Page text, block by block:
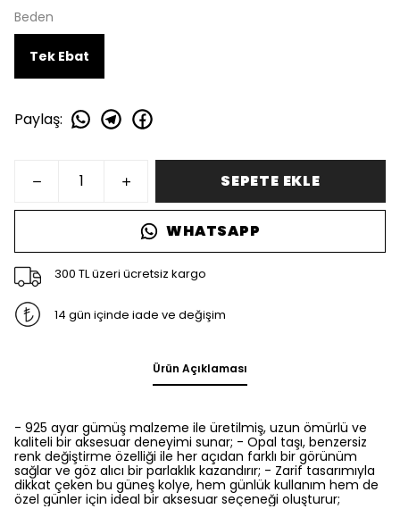
Beden
Tek Ebat
Paylaş:
SEPETE EKLE
WHATSAPP
300 TL üzeri ücretsiz kargo
14 gün içinde iade ve değişim
Ürün Açıklaması
- 925 ayar gümüş malzeme ile üretilmiş, uzun ömürlü ve
kaliteli bir aksesuar deneyimi sunar; - Opal taşı, benzersiz
renk değiştirme özelliği ile her açıdan farklı bir görünüm
sağlar ve göz alıcı bir parlaklık kazandırır; - Zarif tasarımıyla
dikkat çeken bu güneş kolye, hem günlük kullanım hem de
özel günler için ideal bir aksesuar seçeneği oluşturur;